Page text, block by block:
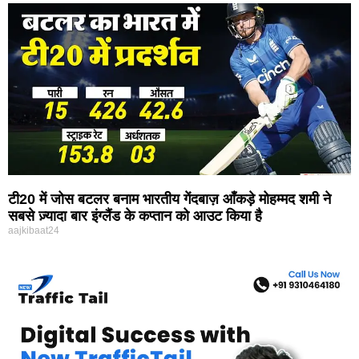
टी20 में जोस बटलर बनाम भारतीय गेंदबाज़ आँकड़े मोहम्मद शमी ने
सबसे ज़्यादा बार इंग्लैंड के कप्तान को आउट किया है
aajkibaat24